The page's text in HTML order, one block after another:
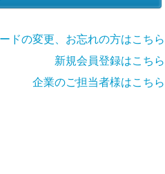
ドの変更、お忘れの方はこちら
新規会員登録はこちら
企業のご担当者様はこちら